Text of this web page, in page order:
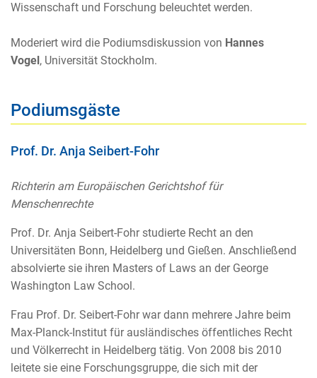
Wissenschaft und Forschung beleuchtet werden.
Moderiert wird die Podiumsdiskussion von Hannes
Vogel , Universität Stockholm.
Podiumsgäste
Prof. Dr. Anja Seibert-Fohr
Richterin am Europäischen Gerichtshof für
Menschenrechte
Prof. Dr. Anja Seibert-Fohr studierte Recht an den
Universitäten Bonn, Heidelberg und Gießen. Anschließend
absolvierte sie ihren Masters of Laws an der George
Washington Law School.
Frau Prof. Dr. Seibert-Fohr war dann mehrere Jahre beim
Max-Planck-Institut für ausländisches öffentliches Recht
und Völkerrecht in Heidelberg tätig. Von 2008 bis 2010
leitete sie eine Forschungsgruppe, die sich mit der